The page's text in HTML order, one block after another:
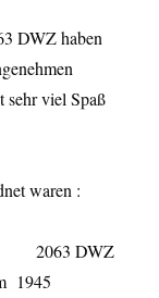
DWZ haben
sehr viel Spaß
waren :
2063 DWZ
1945